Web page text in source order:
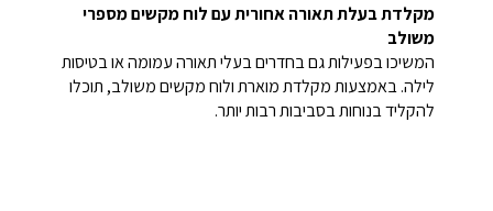
מקלדת בעלת תאורה אחורית עם לוח מקשים מספרי
משולב
המשיכו בפעילות גם בחדרים בעלי תאורה עמומה או בטיסות
לילה. באמצעות מקלדת מוארת ולוח מקשים משולב, תוכלו
להקליד בנוחות בסביבות רבות יותר.